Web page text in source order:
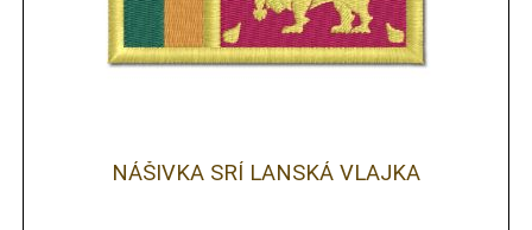
NÁŠIVKA SRÍ LANSKÁ VLAJKA